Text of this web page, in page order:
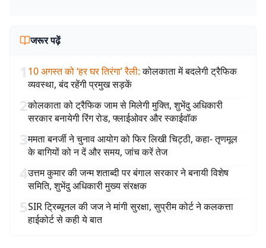
जरूर पढ़ें
1 10 अगस्त को ‘हर घर तिरंगा’ रैली: कोलकाता में बदलेगी ट्रैफिक
व्यवस्था, बंद रहेंगी प्रमुख सड़कें
2कोलकाता को ट्रैफिक जाम से मिलेगी मुक्ति, शुभेंदु अधिकारी
सरकार बनायेगी रिंग रोड, फ्लाईओवर और स्काईवॉक
3ममता बनर्जी ने चुनाव आयोग को फिर लिखी चिट्ठी, कहा- तृणमूल
के बागियों को न दें और समय, जांच करें तेज
4उत्तम कुमार की जन्म शताब्दी पर बंगाल सरकार ने बनायी विशेष
समिति, शुभेंदु अधिकारी मुख्य संरक्षक
5SIR ट्रिब्यूनल की जज ने मांगी सुरक्षा, सुप्रीम कोर्ट ने कलकत्ता
हाईकोर्ट से कही ये बात